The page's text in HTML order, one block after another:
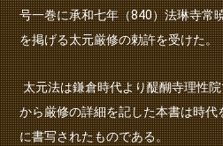
号一巻に承和七年（840）法琳寺常
を掲げる太元厳修の勅許を受けた。
太元法は鎌倉時代より醍醐寺理性
から厳修の詳細を記した本書は時代
に書写されたものである。